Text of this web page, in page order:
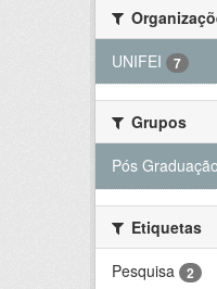
UNIFEI
7
Grupos
Pós Graduação
Etiquetas
Pesquisa
2